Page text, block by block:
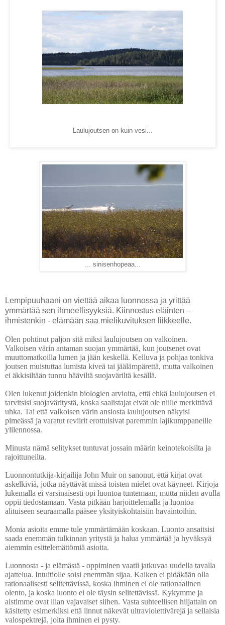
Laulujoutsen on kuin vesi...
... sinisenhopeaa...
Lempipuuhaani on viettää aikaa luonnossa ja yrittää
ymmärtää sen ihmeellisyyksiä. Kiinnostus eläinten –
ihmistenkin - elämään saa mielikuvituksen liikkeelle.
Olen pohtinut paljon sitä miksi laulujoutsen on valkoinen.
Valkoisen värin antaman suojan ymmärtää, kun joutsenet ovat
muuttomatkoilla lumen ja jään keskellä. Kelluva ja pohjaa tonkiva
joutsen muistuttaa lumista kiveä tai jäälämpärettä, mutta valkoinen
ei äkkisiltään tunnu hääviltä suojaväriltä kesällä.
Olen lukenut joidenkin biologien arvioita, että ehkä laulujoutsen ei
tarvitsisi suojaväritystä, koska saalistajat eivät ole niille merkittävä
uhka. Tai että valkoisen värin ansiosta laulujoutsen näkyisi
pimeässä ja varatut reviirit erottuisivat paremmin lajikumppaneille
ylilennossa.
Minusta nämä selitykset tuntuvat jossain määrin keinotekoisilta ja
rajoittuneilta.
Luonnontutkija-kirjailija John Muir on sanonut, että kirjat ovat
askelkiviä, jotka näyttävät missä toisten mielet ovat käyneet. Kirjoja
lukemalla ei varsinaisesti opi luontoa tuntemaan, mutta niiden avulla
oppii tiedostamaan. Vasta pitkään harjoittelemalla ja luontoa
alituiseen seuraamalla pääsee yksityiskohtaisiin havaintoihin.
Monia asioita emme tule ymmärtämään koskaan. Luonto ansaitsisi
saada enemmän tulkinnan yritystä ja halua ymmärtää ja hyväksyä
aiemmin esittelemättömiä asioita.
Luonnosta - ja elämästä - oppiminen vaatii jatkuvaa uudella tavalla
ajattelua. Intuitiolle soisi enemmän sijaa. Kaiken ei pidäkään olla
rationaalisesti selitettävissä, koska ihminen ei ole rationaalinen
olento, ja koska luonto ei ole täysin selitettävissä. Kykymme ja
aistimme ovat liian vajavaiset siihen. Vasta suhteellisen hiljattain on
käsitetty esimerkiksi että linnut näkevät ultraviolettivärejä ja sellaisia
valospektrejä, joita ihminen ei pysty.